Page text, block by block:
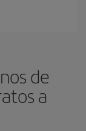
de
a